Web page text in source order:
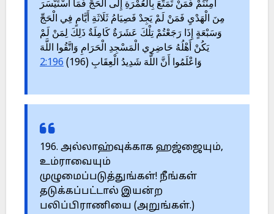
أَمِنْتُمْ فَمَنْ تَمَتَّعَ بِالْعُمْرَةِ إِلَى الْحَجِّ فَمَا اسْتَيْسَرَ
مِنَ الْهَدْيِ ‏فَمَنْ لَمْ يَجِدْ فَصِيَامُ ثَلَاثَةِ أَيَّامٍ فِي الْحَجِّ
وَسَبْعَةٍ إِذَا رَجَعْتُمْ تِلْكَ عَشَرَةٌ كَامِلَةٌ ذَلِكَ لِمَنْ لَمْ
يَكُنْ أَهْلُهُ حَاضِرِي الْمَسْجِدِ الْحَرَامِ وَاتَّقُوا ‏اللَّهَ
وَاعْلَمُوا أَنَّ اللَّهَ شَدِيدُ الْعِقَابِ (196)
2:196
‎196. அல்லாஹ்வுக்காக ஹஜ்ஜையும்,
உம்ராவையும்
‎முழுமைப்படுத்துங்கள்! நீங்கள்
தடுக்கப்பட்டால் இயன்ற
பலிப்பிராணியை ‎‎(அறுங்கள்.)